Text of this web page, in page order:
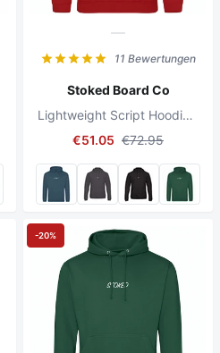
11 Bewertungen
Stoked Board Co
Lightweight Script Hoodie Brick Red
€51.05 €72.95
-20%